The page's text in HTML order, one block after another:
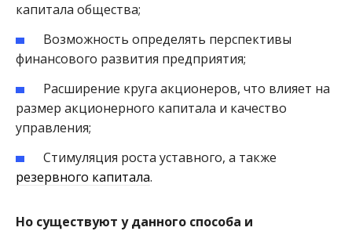
капитала общества;
Возможность определять перспективы
финансового развития предприятия;
Расширение круга акционеров, что влияет на
размер акционерного капитала и качество
управления;
Стимуляция роста уставного, а также
резервного капитала.
Но существуют у данного способа и